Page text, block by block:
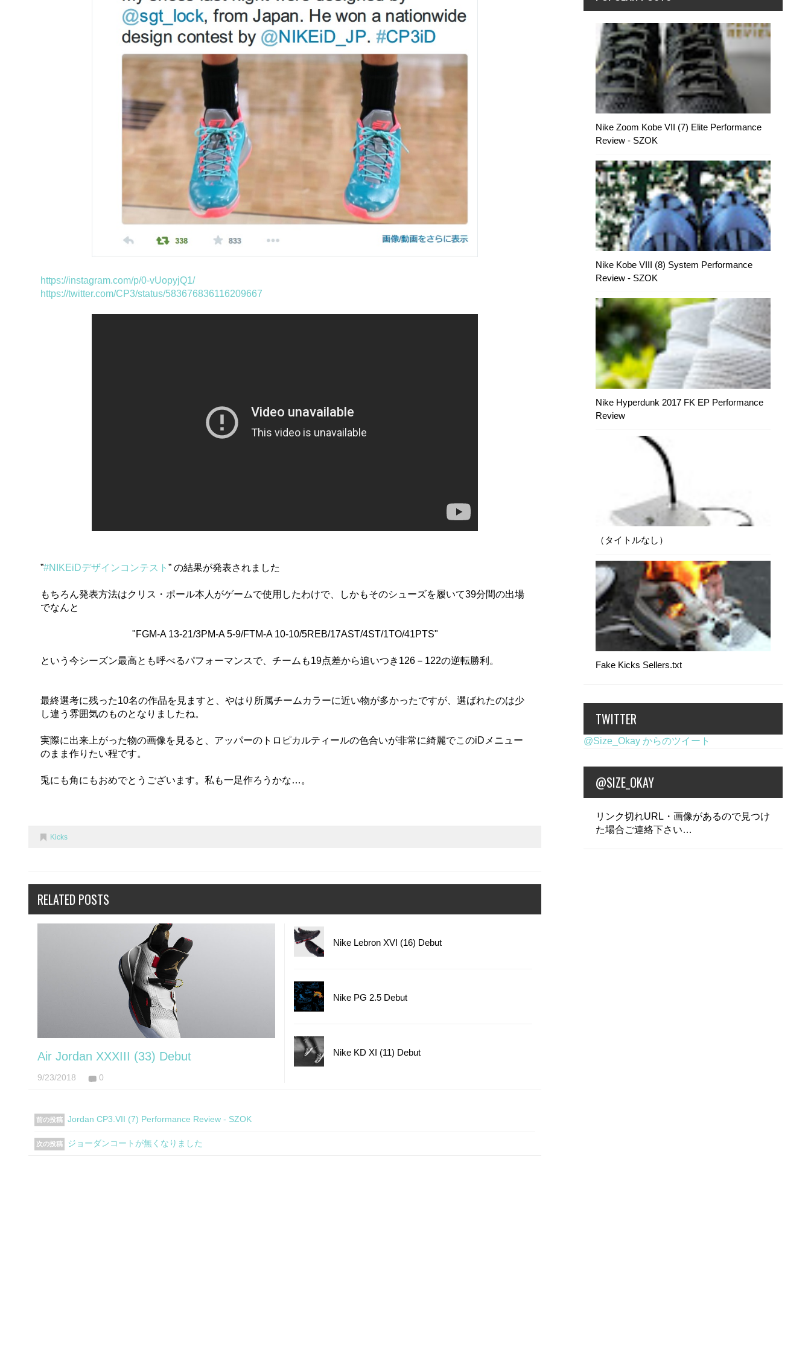
https://instagram.com/p/0-vUopyjQ1/
https://twitter.com/CP3/status/583676836116209667
”#NIKEiDデザインコンテスト ” の結果が発表されました
もちろん発表方法はクリス・ポール本人がゲームで使用したわけで、しかもそのシューズを履いて39分間の出場
でなんと
"FGM-A 13-21/3PM-A 5-9/FTM-A 10-10/5REB/17AST/4ST/1TO/41PTS"
という今シーズン最高とも呼べるパフォーマンスで、チームも19点差から追いつき126－122の逆転勝利。
最終選考に残った10名の作品を見ますと、やはり所属チームカラーに近い物が多かったですが、選ばれたのは少
し違う雰囲気のものとなりましたね。
実際に出来上がった物の画像を見ると、アッパーのトロピカルティールの色合いが非常に綺麗でこのiDメニュー
のまま作りたい程です。
兎にも角にもおめでとうございます。私も一足作ろうかな…。
Kicks
RELATED POSTS
Air Jordan XXXIII (33) Debut
9/23/2018 0
Nike Lebron XVI (16) Debut
Nike PG 2.5 Debut
Nike KD XI (11) Debut
前の投稿 Jordan CP3.VII (7) Performance Review - SZOK
次の投稿 ジョーダンコートが無くなりました
Nike Zoom Kobe VII (7) Elite Performance
Review - SZOK
Nike Kobe VIII (8) System Performance
Review - SZOK
Nike Hyperdunk 2017 FK EP Performance
Review
（タイトルなし）
Fake Kicks Sellers.txt
TWITTER
@Size_Okay からのツイート
@SIZE_OKAY
リンク切れURL・画像があるので見つけ
た場合ご連絡下さい…